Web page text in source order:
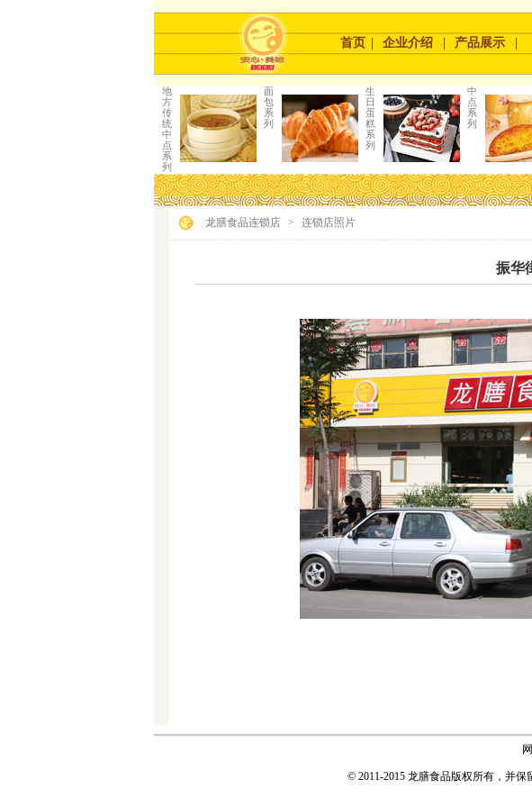
首页 企业介绍 产品展示
地
方
传
统
中
点
系
列
面
包
系
列
生
日
蛋
糕
系
列
中
点
系
列
龙膳食品连锁店 > 连锁店照片
振华
© 2011-2015 龙膳食品版权所有，并保